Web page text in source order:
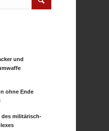
und
ohne Ende
des militärisch-